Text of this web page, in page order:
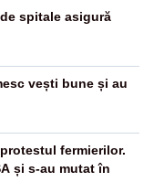
spitale asigură
vești bune și au
fermierilor.
și s-au mutat în